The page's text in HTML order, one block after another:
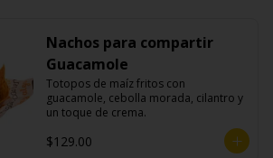
Nachos para compartir
Guacamole
Totopos de maíz fritos con
guacamole, cebolla morada, cilantro y
un toque de crema.
$129.00